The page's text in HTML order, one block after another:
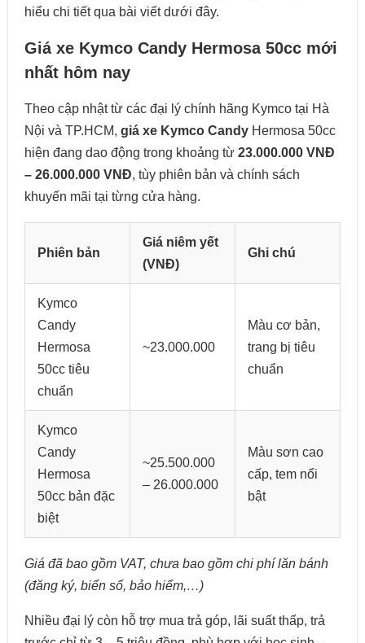
hiểu chi tiết qua bài viết dưới đây.
Giá xe Kymco Candy Hermosa 50cc mới
nhất hôm nay
Theo cập nhật từ các đại lý chính hãng Kymco tại Hà
Nội và TP.HCM, giá xe Kymco CandyHermosa 50cc
hiện đang dao động trong khoảng từ 23.000.000 VNĐ
– 26.000.000 VNĐ, tùy phiên bản và chính sách
khuyến mãi tại từng cửa hàng.
Phiên bản
Giá niêm yết
(VNĐ)
Ghi chú
Kymco
Candy
Hermosa
50cc tiêu
chuẩn
~23.000.000
Màu cơ bản,
trang bị tiêu
chuẩn
Kymco
Candy
Hermosa
50cc bản đặc
biệt
~25.500.000
– 26.000.000
Màu sơn cao
cấp, tem nổi
bật
Giá đã bao gồm VAT, chưa bao gồm chi phí lăn bánh
(đăng ký, biển số, bảo hiểm,…)
Nhiều đại lý còn hỗ trợ mua trả góp, lãi suất thấp, trả